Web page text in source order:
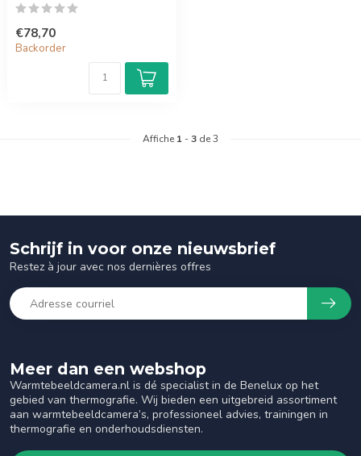
€78,70
Backorder
Affiche 1 -3 de 3
Meer dan een webshop
Warmtebeeldcamera.nl is dé specialist in de Benelux op het
gebied van thermografie. Wij bieden een uitgebreid assortiment
aan warmtebeeldcamera’s, professioneel advies, trainingen in
thermografie en onderhoudsdiensten.
Schrijf in voor onze nieuwsbrief
Restez à jour avec nos dernières offres